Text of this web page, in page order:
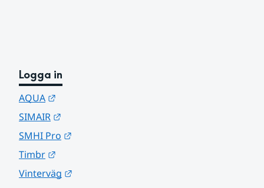
Logga in
AQUA
SIMAIR
SMHI Pro
Timbr
Vinterväg